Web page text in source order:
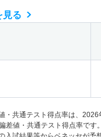
見る
共通テスト得点率は、2026
差値・共通テスト得点率です。